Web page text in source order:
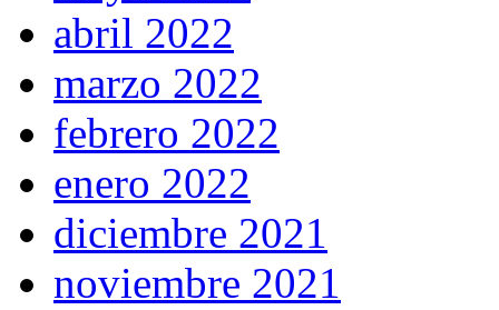
abril 2022
marzo 2022
febrero 2022
enero 2022
diciembre 2021
noviembre 2021